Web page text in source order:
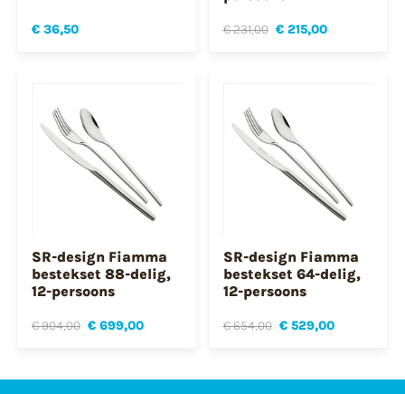
€ 36,50 € 231,00 € 215,00
SR-design Fiamma
bestekset 88-delig,
12-persoons
€ 904,00 € 699,00
SR-design Fiamma
bestekset 64-delig,
12-persoons
€ 654,00 € 529,00